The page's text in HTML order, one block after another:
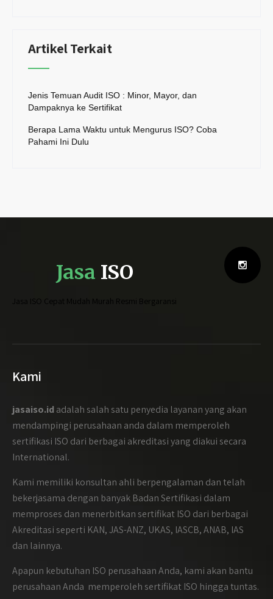
Artikel Terkait
Jenis Temuan Audit ISO : Minor, Mayor, dan
Dampaknya ke Sertifikat
Berapa Lama Waktu untuk Mengurus ISO? Coba
Pahami Ini Dulu
Jasa ISO
Jasa ISO Cepat Mudah Murah Resmi Bergaransi
Kami
jasaiso.idadalah salah satu penyedia layanan yang akan
mendampingi perusahaan anda dalam memperoleh
sertifikasi ISO dari berbagai akreditasi yang diakui secara
International.
Kami memiliki konsultan ahli berpengalaman dan telah
bekerjasama dengan banyak Badan Sertifikasi dalam
memproses dan menerbitkan sertifikat ISO dari berbagai
Akreditasi seperti KAN, JAS-ANZ, UKAS, IASCB, ANAB, IAS
dan lainnya.
Apapun kebutuhan ISO perusahaan Anda, kami akan bantu
perusahaan Anda memperoleh sertifikat ISO hingga tuntas.